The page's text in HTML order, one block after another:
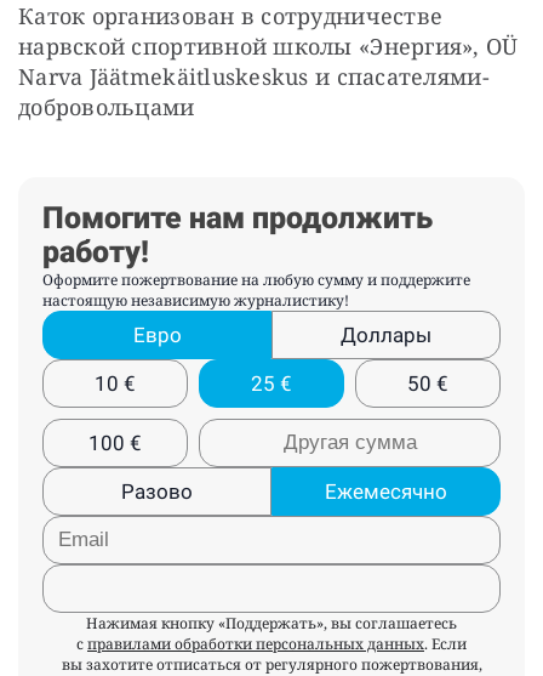
Каток организован в сотрудничестве
нарвской спортивной школы «Энергия», OÜ
Narva Jäätmekäitluskeskus и спасателями-
добровольцами
Помогите нам продолжить
работу!
Оформите пожертвование на любую сумму и поддержите
настоящую независимую журналистику!
Евро
Доллары
10 € 25 € 50 €
100 €
Разово
Ежемесячно
Нажимая кнопку «Поддержать», вы соглашаетесь
справилами обработки персональных данных. Если
вы захотите отписаться от регулярного пожертвования,